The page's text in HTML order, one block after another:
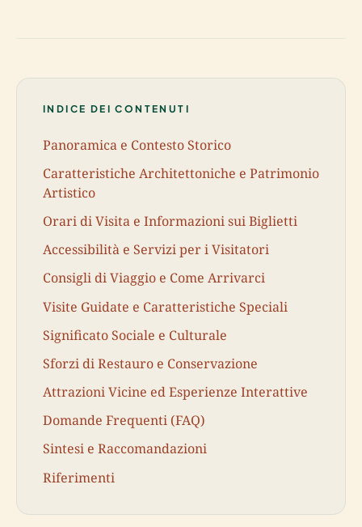
INDICE DEI CONTENUTI
Panoramica e Contesto Storico
Caratteristiche Architettoniche e Patrimonio
Artistico
Orari di Visita e Informazioni sui Biglietti
Accessibilità e Servizi per i Visitatori
Consigli di Viaggio e Come Arrivarci
Visite Guidate e Caratteristiche Speciali
Significato Sociale e Culturale
Sforzi di Restauro e Conservazione
Attrazioni Vicine ed Esperienze Interattive
Domande Frequenti (FAQ)
Sintesi e Raccomandazioni
Riferimenti